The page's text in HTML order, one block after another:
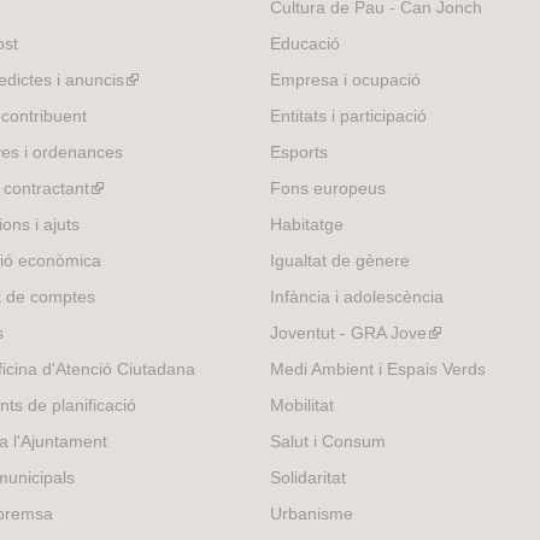
i anuncis(link
i ordenances
(link
i ajuts
econòmica
de comptes
d'Atenció Ciutadana
de planificació
l'Ajuntament
Cultura de Pau - Can Jonch
Educació
Empresa i ocupació
Entitats i participació
Esports
Fons europeus
Habitatge
Igualtat de gènere
Infància i adolescència
Joventut - GRA Jove(link
is
Medi Ambient i Espais Verds
Mobilitat
Salut i Consum
Solidaritat
Urbanisme